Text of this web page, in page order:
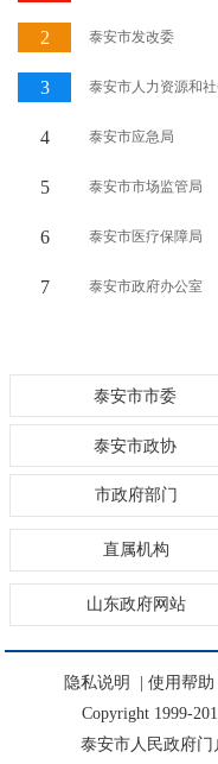
2 泰安市发改委
3 泰安市人力资源和
4 泰安市应急局
5 泰安市市场监管局
6 泰安市医疗保障局
7 泰安市政府办公室
泰安市市委
泰安市政协
市政府部门
直属机构
山东政府网站
隐私说明 使用帮助
Copyright 1999-
泰安市人民政府